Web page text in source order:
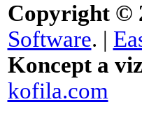
Copyright ©
Software. |
Koncept a
kofila.com